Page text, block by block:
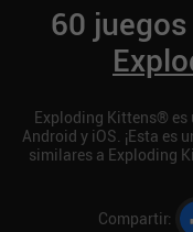
60
Exploding Kittens® es
Android y iOS. ¡Esta es
similares a Exploding
Compartir: